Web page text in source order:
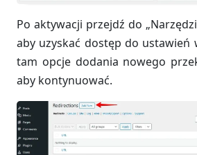
Po aktywacji przejdź do
aby uzyskać dostęp do ustawień
tam opcje dodania nowego
aby kontynuować.